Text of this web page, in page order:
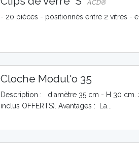
ACD®
- 20 pièces - positionnés entre 2 vitres -
Cloche Modul'o 35
Description : diamètre 35 cm - H 30 cm.
inclus OFFERTS). Avantages : La...